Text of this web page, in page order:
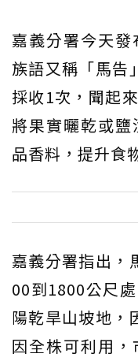
嘉義分署今天
族語又稱「馬告
採收1次，聞起
將果實曬乾或
品香料，提升食
嘉義分署指出，
00到1800公尺
陽乾旱山坡地，
因全株可利用